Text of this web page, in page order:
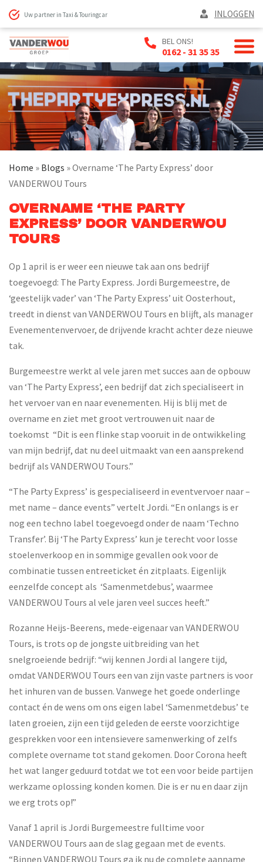
Uw partner in Taxi & Touringcar INLOGGEN
BEL ONS!
0162 - 31 35 35
Home » Blogs »Overname ‘The Party Express’ door
VANDERWOU Tours
OVERNAME ‘THE PARTY
EXPRESS’ DOOR VANDERWOU
TOURS
Op 1 april is er weer een nieuwe tak aan ons bedrijf
toegevoegd: The Party Express. Jordi Burgemeestre, de
‘geestelijk vader’ van ‘The Party Express’ uit Oosterhout,
treedt in dienst van VANDERWOU Tours en blijft, als manager
Evenementenvervoer, de drijvende kracht achter deze nieuwe
tak.
Burgemeestre werkt al vele jaren met succes aan de opbouw
van ‘The Party Express’, een bedrijf dat zich specialiseert in
het vervoer van en naar evenementen. Hij is blij met de
overname en ziet met groot vertrouwen uit naar de
toekomst “Dit is een flinke stap vooruit in de ontwikkeling
van mijn bedrijf, dat nu deel uitmaakt van een aansprekend
bedrijf als VANDERWOU Tours.”
“The Party Express’ is gespecialiseerd in eventvervoer naar –
met name – dance events” vertelt Jordi. “En onlangs is er
nog een techno label toegevoegd onder de naam ‘Techno
Transfer’. Bij ‘The Party Express’ kun je terecht voor losse
stoelenverkoop en in sommige gevallen ook voor de
combinatie tussen entreeticket én zitplaats. Eigenlijk
eenzelfde concept als ‘Samenmetdebus’, waarmee
VANDERWOU Tours al vele jaren veel succes heeft.”
Rozanne Heijs-Beerens, mede-eigenaar van VANDERWOU
Tours, is trots op de jongste uitbreiding van het
snelgroeiende bedrijf: “wij kennen Jordi al langere tijd,
omdat VANDERWOU Tours een van zijn vaste partners is voor
het inhuren van de bussen. Vanwege het goede onderlinge
contact én de wens om ons eigen label ‘Samenmetdebus’ te
laten groeien, zijn een tijd geleden de eerste voorzichtige
gesprekken voor een intensievere samenwerking of zelfs
complete overname tot stand gekomen. Door Corona heeft
het wat langer geduurd totdat we tot een voor beide partijen
werkzame oplossing konden komen. Die is er nu en daar zijn
we erg trots op!”
Vanaf 1 april is Jordi Burgemeestre fulltime voor
VANDERWOU Tours aan de slag gegaan met de events.
“Binnen VANDERWOU Tours ga ik nu de complete aanname